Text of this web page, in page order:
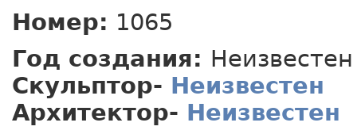
Номер: 1065
Год создания: Неизвестен
Скульптор- Неизвестен
Архитектор- Неизвестен